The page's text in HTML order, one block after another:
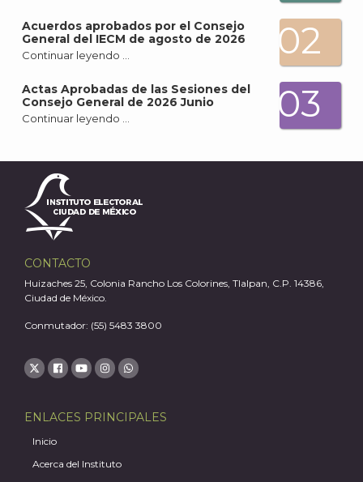
Acuerdos aprobados por el Consejo
General del IECM de agosto de 2026
Continuar leyendo … 02
Actas Aprobadas de las Sesiones del
Consejo General de 2026 Junio
Continuar leyendo … 03
CONTACTO
Huizaches 25, Colonia Rancho Los Colorines, Tlalpan, C.P. 14386,
Ciudad de México.
Conmutador: (55) 5483 3800
ENLACES PRINCIPALES
Inicio
Acerca del Instituto